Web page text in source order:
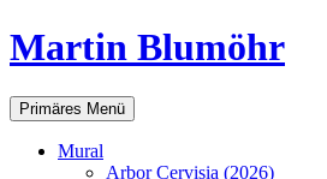
Martin Blumöhr
Suchen
Primäres Menü Zum
Inhalt
Mural
Arbor Cervisia (2026)